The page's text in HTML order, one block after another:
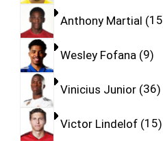
Anthony Martial 15
Wesley Fofana 9
Vinicius Junior 36
Victor Lindelof 15